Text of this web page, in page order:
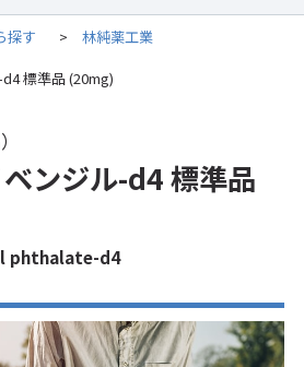
探す > 林純薬工業
標準品 (20mg)
ンジル-d4 標準品
phthalate-d4